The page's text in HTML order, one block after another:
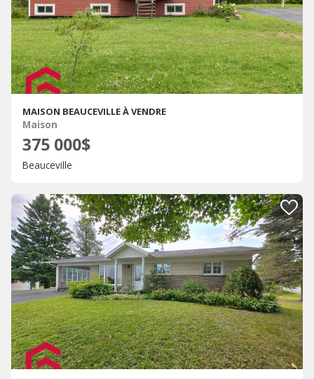
MAISON BEAUCEVILLE À VENDRE
Maison
375 000$
Beauceville